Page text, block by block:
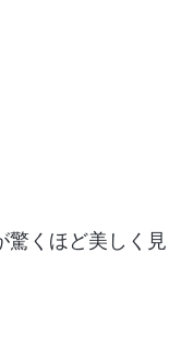
驚くほど美しく見